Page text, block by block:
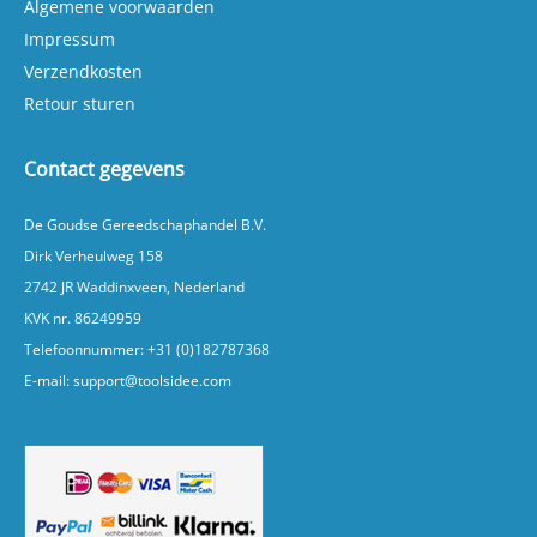
Algemene voorwaarden
Impressum
Verzendkosten
Retour sturen
Contact gegevens
De Goudse Gereedschaphandel B.V.
Dirk Verheulweg 158
2742 JR Waddinxveen, Nederland
KVK nr. 86249959
Telefoonnummer:+31 (0)182787368
E-mail:support@toolsidee.com